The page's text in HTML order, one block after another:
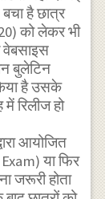
है छात्र
को लेकर भी
वेबसाइस
बुलेटिन
है उसके
रिलीज हो
आयोजित
Exam) या फिर
जरूरी होता